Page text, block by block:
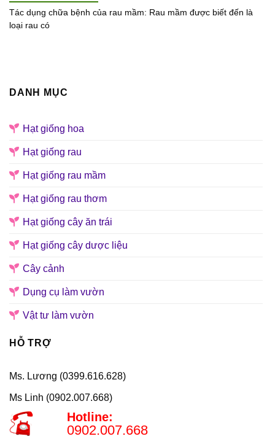
DANH MỤC
Hạt giống hoa
Hạt giống rau
Hạt giống rau mầm
Hạt giống rau thơm
Hạt giống cây ăn trái
Hạt giống cây dược liệu
Cây cảnh
Dụng cụ làm vườn
Vật tư làm vườn
HỖ TRỢ
Ms. Lương (0399.616.628)
Ms Linh (0902.007.668)
Hotline:
0902.007.668
Tác dụng chữa bệnh của rau mầm: Rau mầm được biết đến là
loại rau có